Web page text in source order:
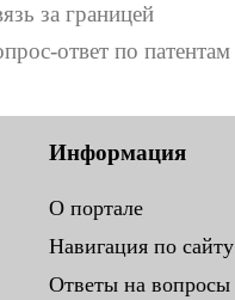
за границей
ответ по патентам
Информация
О портале
Навигация по сайту
Ответы на вопросы